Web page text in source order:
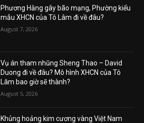
Phương Hằng gây bão mạng, Phường kiểu
mẫu XHCN của Tô Lâm đi về đâu?
August 7, 2026
Vụ án tham nhũng Sheng Thao – David
Duong đi về đâu? Mô hình XHCN của Tô
Lâm bao giờ sẽ thành?
August 5, 2026
Khủng hoảng kim cương vàng Việt Nam